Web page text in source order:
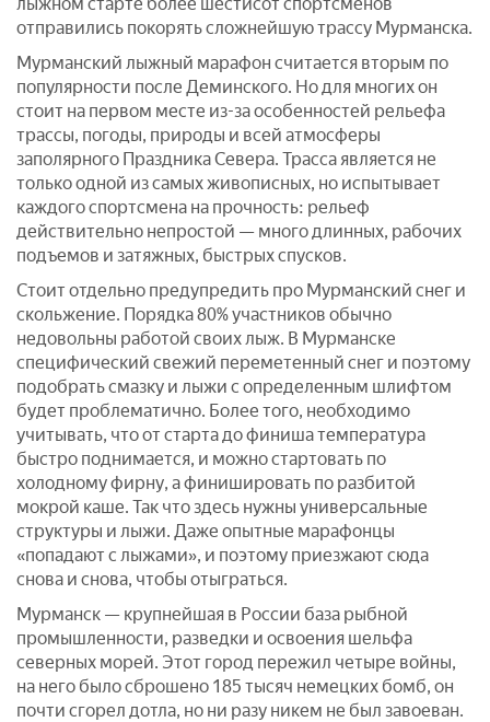
отправились покорять сложнейшую трассу Мурманска.
Мурманский лыжный марафон считается вторым по
популярности после Деминского. Но для многих он
стоит на первом месте из-за особенностей рельефа
трассы, погоды, природы и всей атмосферы
заполярного Праздника Севера. Трасса является не
только одной из самых живописных, но испытывает
каждого спортсмена на прочность: рельеф
действительно непростой — много длинных, рабочих
подъемов и затяжных, быстрых спусков.
Стоит отдельно предупредить про Мурманский снег и
скольжение. Порядка 80% участников обычно
недовольны работой своих лыж. В Мурманске
специфический свежий переметенный снег и поэтому
подобрать смазку и лыжи с определенным шлифтом
будет проблематично. Более того, необходимо
учитывать, что от старта до финиша температура
быстро поднимается, и можно стартовать по
холодному фирну, а финишировать по разбитой
мокрой каше. Так что здесь нужны универсальные
структуры и лыжи. Даже опытные марафонцы
«попадают с лыжами», и поэтому приезжают сюда
снова и снова, чтобы отыграться.
Мурманск — крупнейшая в России база рыбной
промышленности, разведки и освоения шельфа
северных морей. Этот город пережил четыре войны,
на него было сброшено 185 тысяч немецких бомб, он
почти сгорел дотла, но ни разу никем не был завоеван.